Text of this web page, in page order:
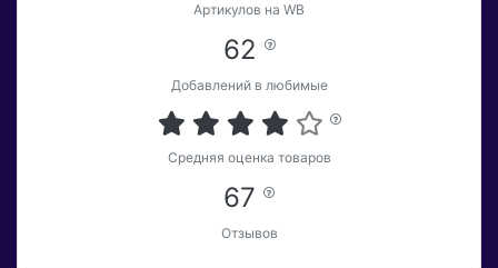
Артикулов на WB
62
Добавлений в любимые
Средняя оценка товаров
67
Отзывов